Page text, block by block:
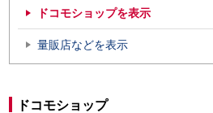
ドコモショップを表示
量販店などを表示
ドコモショップ